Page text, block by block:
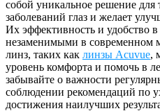
собой уникальное решение для
заболеваний глаз и желает
Их эффективность и удобство
незаменимыми в современном
линз, таких как линзы Acuvue,
уровень комфорта и помочь в
забывайте о важности
соблюдении рекомендаций по
достижения наилучших